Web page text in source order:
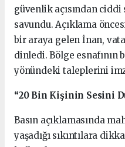
güvenlik açısından ciddi
savundu. Açıklama
bir araya gelen İnan,
dinledi. Bölge esnafının
yönündeki taleplerini
“20 Bin Kişinin Sesini
Basın açıklamasında
yaşadığı sıkıntılara